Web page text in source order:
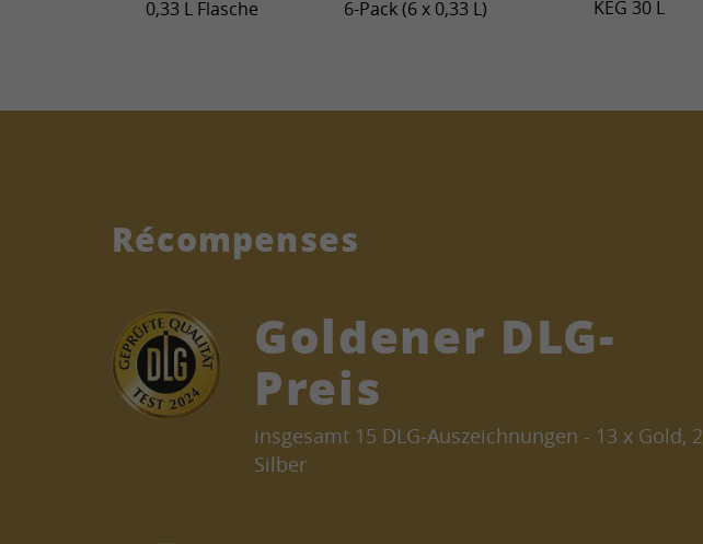
0,33 L Flasche 6-Pack (6 x 0,33 L) KEG 30 L
Récompenses
Goldener DLG-
Preis
insgesamt 15 DLG-Auszeichnungen - 13 x Gold,
Silber